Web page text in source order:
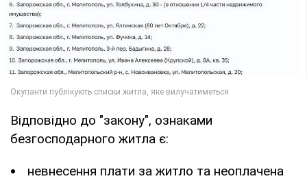
Відповідно до "закону", ознаками
безгосподарного житла є:
невнесення плати за житло та неоплачена